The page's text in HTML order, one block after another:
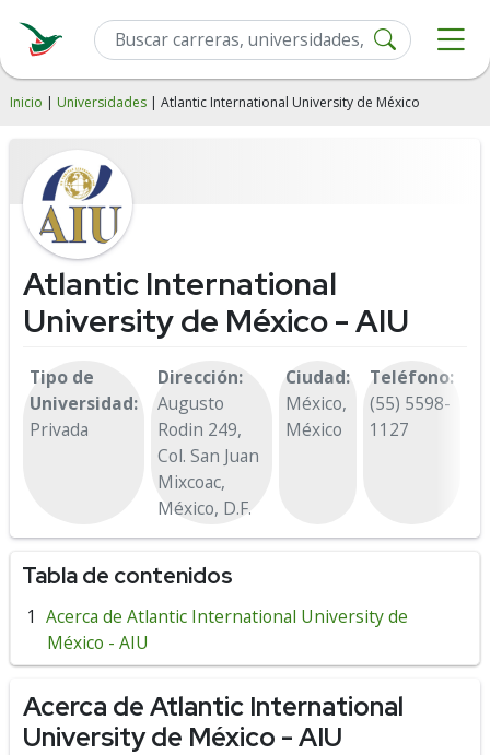
Inicio | Universidades | Atlantic International University de México
Atlantic International
University de México - AIU
Tipo de
Universidad:
Privada
Dirección:
Augusto
Rodin 249,
Col. San Juan
Mixcoac,
México, D.F.
Ciudad:
México,
México
Teléfono:
(55) 5598-
1127
Tabla de contenidos
Acerca de Atlantic International University de
México - AIU
Acerca de Atlantic International
University de México - AIU